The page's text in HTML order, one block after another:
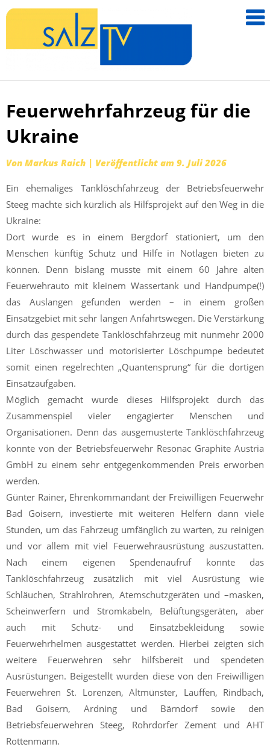
salzTV –
Zum
springen
Feuerwehrfahrzeug für die
Ukraine
Von Markus Raich | Veröffentlicht am 9. Juli 2026
Ein ehemaliges Tanklöschfahrzeug der Betriebsfeuerwehr
Steeg machte sich kürzlich als Hilfsprojekt auf den Weg in die
Ukraine:
Dort wurde es in einem Bergdorf stationiert, um den
Menschen künftig Schutz und Hilfe in Notlagen bieten zu
können. Denn bislang musste mit einem 60 Jahre alten
Feuerwehrauto mit kleinem Wassertank und Handpumpe(!)
das Auslangen gefunden werden – in einem großen
Einsatzgebiet mit sehr langen Anfahrtswegen. Die Verstärkung
durch das gespendete Tanklöschfahrzeug mit nunmehr 2000
Liter Löschwasser und motorisierter Löschpumpe bedeutet
somit einen regelrechten „Quantensprung“ für die dortigen
Einsatzaufgaben.
Möglich gemacht wurde dieses Hilfsprojekt durch das
Zusammenspiel vieler engagierter Menschen und
Organisationen. Denn das ausgemusterte Tanklöschfahrzeug
konnte von der Betriebsfeuerwehr Resonac Graphite Austria
GmbH zu einem sehr entgegenkommenden Preis erworben
werden.
Günter Rainer, Ehrenkommandant der Freiwilligen Feuerwehr
Bad Goisern, investierte mit weiteren Helfern dann viele
Stunden, um das Fahrzeug umfänglich zu warten, zu reinigen
und vor allem mit viel Feuerwehrausrüstung auszustatten.
Nach einem eigenen Spendenaufruf konnte das
Tanklöschfahrzeug zusätzlich mit viel Ausrüstung wie
Schläuchen, Strahlrohren, Atemschutzgeräten und –masken,
Scheinwerfern und Stromkabeln, Belüftungsgeräten, aber
auch mit Schutz- und Einsatzbekleidung sowie
Feuerwehrhelmen ausgestattet werden. Hierbei zeigten sich
weitere Feuerwehren sehr hilfsbereit und spendeten
Ausrüstungen. Beigestellt wurden diese von den Freiwilligen
Feuerwehren St. Lorenzen, Altmünster, Lauffen, Rindbach,
Bad Goisern, Ardning und Bärndorf sowie den
Betriebsfeuerwehren Steeg, Rohrdorfer Zement und AHT
Rottenmann.